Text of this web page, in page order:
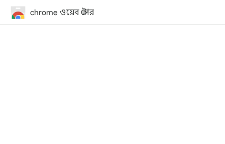
chrome ওয়েব স্টোর